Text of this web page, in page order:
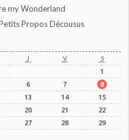
my Wonderland
Propos Décousus
J V S
1
6 7
8
13 14
15
20 21
22
27 28
29